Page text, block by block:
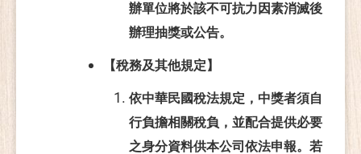
辦單位將於該不可抗力因素消滅後
辦理抽獎或公告。
【稅務及其他規定】
依中華民國稅法規定，中獎者須自
行負擔相關稅負，並配合提供必要
之身分資料供本公司依法申報。若